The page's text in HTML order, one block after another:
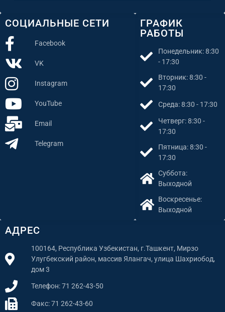
АДРЕС
100164, Республика Узбекистан, г.Ташкент, Мирзо
Улугбекский район, массив Ялангач, улица Шахриобод,
дом 3
Телефон: 71 262-43-50
Факс: 71 262-43-60
ГРАФИК
РАБОТЫ
Понедельник: 8:30
- 17:30
Вторник: 8:30 -
17:30
Среда: 8:30 - 17:30
Четверг: 8:30 -
17:30
Пятница: 8:30 -
17:30
Суббота:
Выходной
Воскресенье:
Выходной
СОЦИАЛЬНЫЕ СЕТИ
Facebook
VK
Instagram
YouTube
Email
Telegram